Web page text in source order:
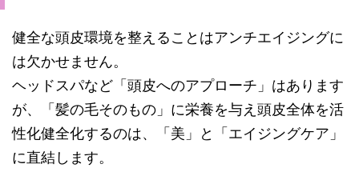
健全な頭皮環境を整えることはアンチエイジングに
は欠かせません。
ヘッドスパなど「頭皮へのアプローチ」はあります
が、「髪の毛そのもの」に栄養を与え頭皮全体を活
性化健全化するのは、「美」と「エイジングケア」
に直結します。